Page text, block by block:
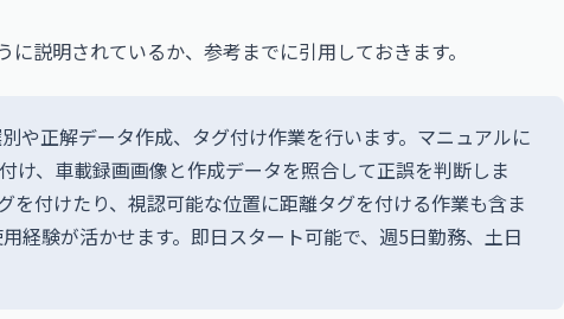
説明されているか、参考までに引用しておきます。
や正解データ作成、タグ付け作業を行います。マニュアルに
け、車載録画画像と作成データを照合して正誤を判断しま
を付けたり、視認可能な位置に距離タグを付ける作業も含ま
経験が活かせます。即日スタート可能で、週5日勤務、土日